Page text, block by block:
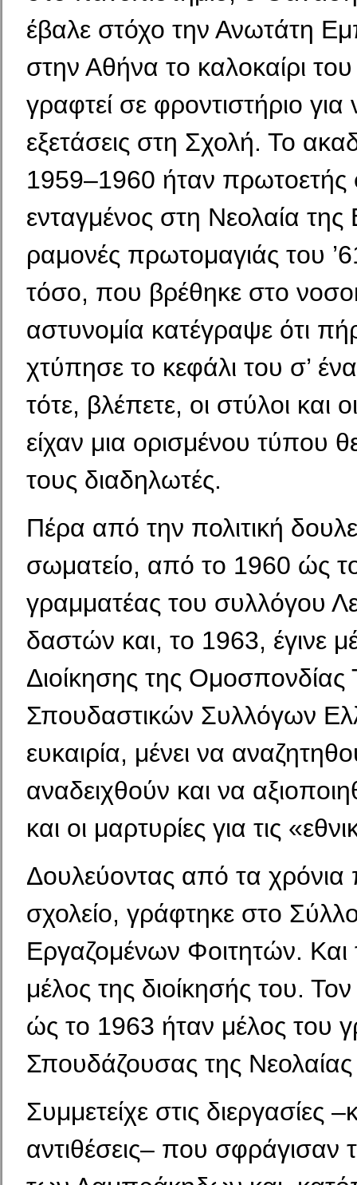
έβαλε στόχο την Ανωτάτη
στην Αθήνα το καλοκαίρι
γραφτεί σε φροντι­στήριο
εξετάσεις στη Σχολή. Το
1959–1960 ήταν πρωτοετής
ενταγμένος στη Νεολαία
ραμονές πρωτομαγιάς του
τόσο, που βρέθηκε στο
αστυνομία κατέγραψε ότι
χτύπησε το κε­φάλι του σ’
τότε, βλέπετε, οι στύλοι και
είχαν μια ορισμένου τύπου
τους διαδηλωτές.
Πέρα από την πολιτική
σωματείο, από το 1960 ώς
γραμματέας του συλλόγου
δαστών και, το 1963, έγινε
Διοίκησης της Ομοσπονδίας
Σπουδαστικών Συλλόγων
ευκαιρία, μένει να
αναδειχθούν και να
και οι μαρτυρίες για τις
Δουλεύοντας από τα χρόνια
σχολείο, γράφτηκε στο
Εργαζομένων Φοιτητών. Και
μέλος της διοί­κησής του. Τον
ώς το 1963 ήταν μέλος του
Σπουδάζουσας της
Συμμετείχε στις διεργασίες
αντιθέσεις– που